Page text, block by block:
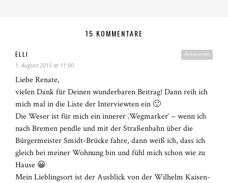
15 KOMMENTARE
Antworten
ELLI
1. August 2015 at 11:00
Liebe Renate,
vielen Dank für Deinen wunderbaren Beitrag! Dann reih ich
mich mal in die Liste der Interviewten ein 🙂
Die Weser ist für mich ein innerer ‚Wegmarker‘ – wenn ich
nach Bremen pendle und mit der Straßenbahn über die
Bürgermeister Smidt-Brücke fahre, dann weiß ich, dass ich
gleich bei meiner Wohnung bin und fühl mich schon wie zu
Hause 😀
Mein Lieblingsort ist der Ausblick von der Wilhelm Kaisen-